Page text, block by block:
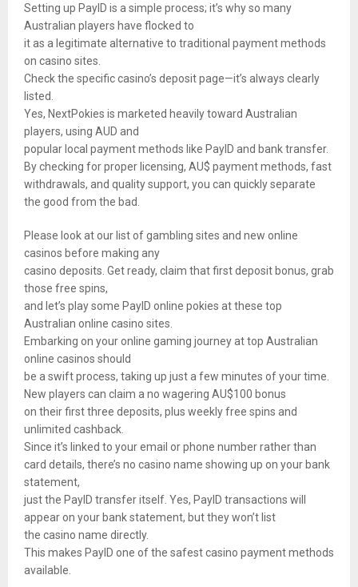
Setting up PayID is a simple process; it’s why so many
Australian players have flocked to
it as a legitimate alternative to traditional payment methods
on casino sites.
Check the specific casino’s deposit page—it’s always clearly
listed.
Yes, NextPokies is marketed heavily toward Australian
players, using AUD and
popular local payment methods like PayID and bank transfer.
By checking for proper licensing, AU$ payment methods, fast
withdrawals, and quality support, you can quickly separate
the good from the bad.
Please look at our list of gambling sites and new online
casinos before making any
casino deposits. Get ready, claim that first deposit bonus, grab
those free spins,
and let’s play some PayID online pokies at these top
Australian online casino sites.
Embarking on your online gaming journey at top Australian
online casinos should
be a swift process, taking up just a few minutes of your time.
New players can claim a no wagering AU$100 bonus
on their first three deposits, plus weekly free spins and
unlimited cashback.
Since it’s linked to your email or phone number rather than
card details, there’s no casino name showing up on your bank
statement,
just the PayID transfer itself. Yes, PayID transactions will
appear on your bank statement, but they won’t list
the casino name directly.
This makes PayID one of the safest casino payment methods
available.